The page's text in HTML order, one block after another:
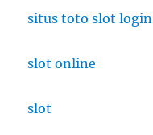
situs toto slot login
slot online
slot